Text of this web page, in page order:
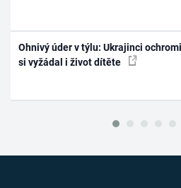
Ohnivý úder v týlu: Ukrajinci
si vyžádal i život dítěte